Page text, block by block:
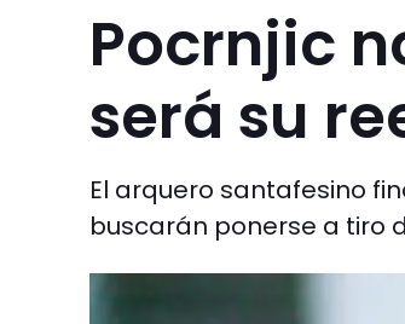
Pocrnjic
será su
El arquero santafesino
buscarán ponerse a tiro